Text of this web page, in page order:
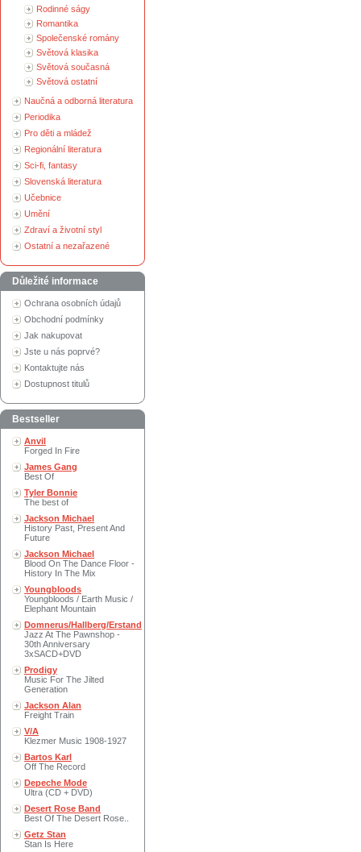
Rodinné ságy
Romantika
Společenské romány
Světová klasika
Světová současná
Světová ostatní
Naučná a odborná literatura
Periodika
Pro děti a mládež
Regionální literatura
Sci-fi, fantasy
Slovenská literatura
Učebnice
Umění
Zdraví a životní styl
Ostatní a nezařazené
Důležité informace
Ochrana osobních údajů
Obchodní podmínky
Jak nakupovat
Jste u nás poprvé?
Kontaktujte nás
Dostupnost titulů
Bestseller
Anvil
Forged In Fire
James Gang
Best Of
Tyler Bonnie
The best of
Jackson Michael
History Past, Present And
Future
Jackson Michael
Blood On The Dance Floor -
History In The Mix
Youngbloods
Youngbloods / Earth Music /
Elephant Mountain
Domnerus/Hallberg/Erstand
Jazz At The Pawnshop -
30th Anniversary
3xSACD+DVD
Prodigy
Music For The Jilted
Generation
Jackson Alan
Freight Train
V/A
Klezmer Music 1908-1927
Bartos Karl
Off The Record
Depeche Mode
Ultra (CD + DVD)
Desert Rose Band
Best Of The Desert Rose..
Getz Stan
Stan Is Here